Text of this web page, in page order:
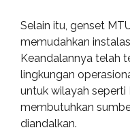
Selain itu, genset
memudahkan
Keandalannya telah
lingkungan
untuk wilayah
membutuhkan
diandalkan.